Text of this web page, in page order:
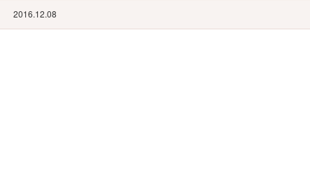
2016.12.08